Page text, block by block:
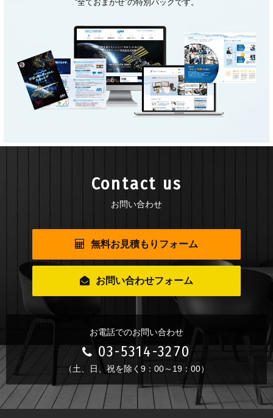
“全ておまかせ”の特別パックです。
Contact us
お問い合わせ
無料お見積もりフォーム
お問い合わせフォーム
お電話でのお問い合わせ
03-5314-3270
（土、日、祝を除く9：00～19：00）